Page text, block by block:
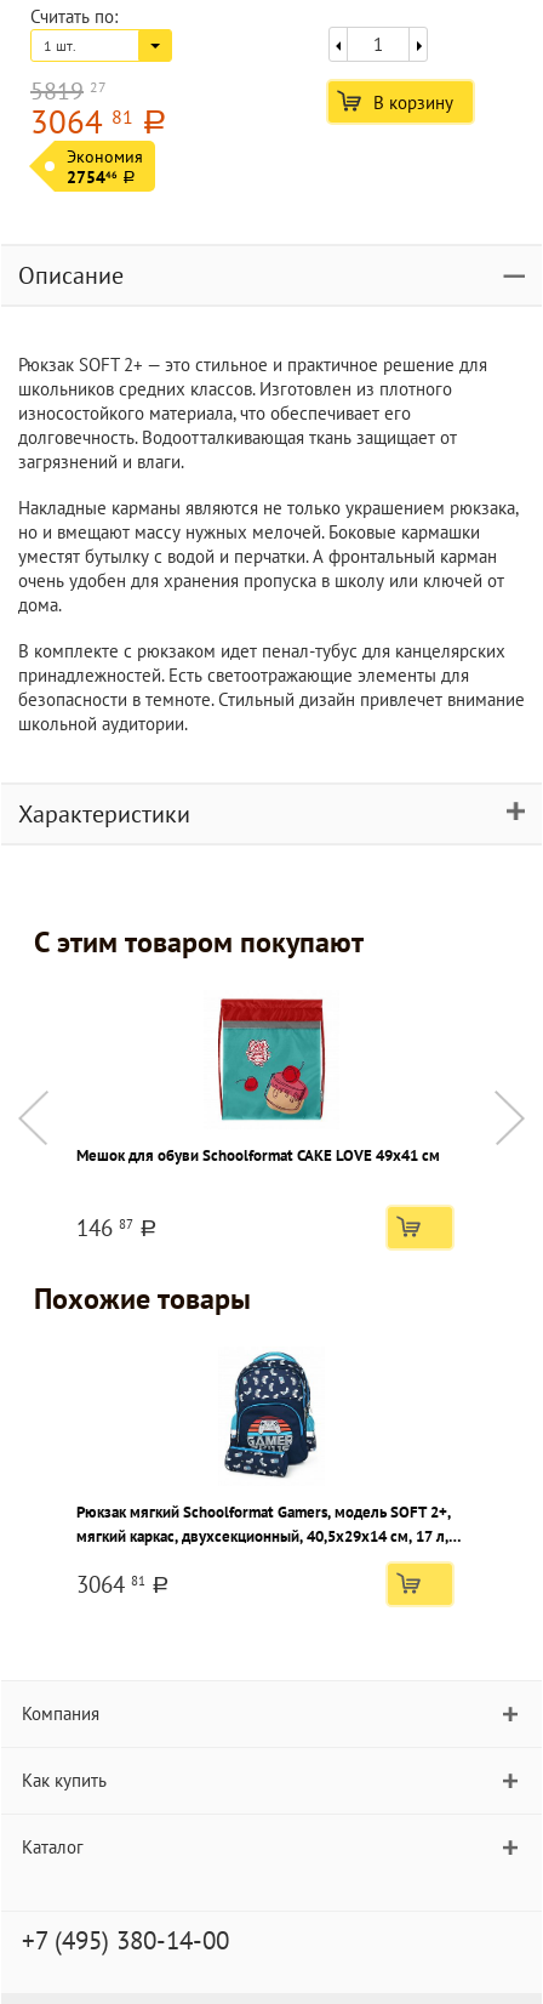
Считать по:
1 шт.
5819 27
3064 81 a
Экономия
275446 a
В корзину
Описание
Рюкзак SOFT 2+ — это стильное и практичное решение для
школьников средних классов. Изготовлен из плотного
износостойкого материала, что обеспечивает его
долговечность. Водоотталкивающая ткань защищает от
загрязнений и влаги.
Накладные карманы являются не только украшением рюкзака,
но и вмещают массу нужных мелочей. Боковые кармашки
уместят бутылку с водой и перчатки. А фронтальный карман
очень удобен для хранения пропуска в школу или ключей от
дома.
В комплекте с рюкзаком идет пенал-тубус для канцелярских
принадлежностей. Есть светоотражающие элементы для
безопасности в темноте. Стильный дизайн привлечет внимание
школьной аудитории.
Характеристики
С этим товаром покупают
Мешок для обуви Schoolformat CAKE LOVE 49х41 см
146 87 a
Похожие товары
Рюкзак мягкий Schoolformat Gamers, модель SOFT 2+,
мягкий каркас, двухсекционный, 40,5х29х14 см, 17 л,
3064 81 a
Компания
Как купить
Каталог
+7 (495) 380-14-00